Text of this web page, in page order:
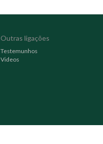
Outras ligações
Testemunhos
Videos